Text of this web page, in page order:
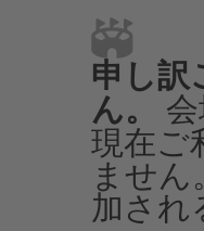
申し訳
ん。
現在ご
ませ
加され